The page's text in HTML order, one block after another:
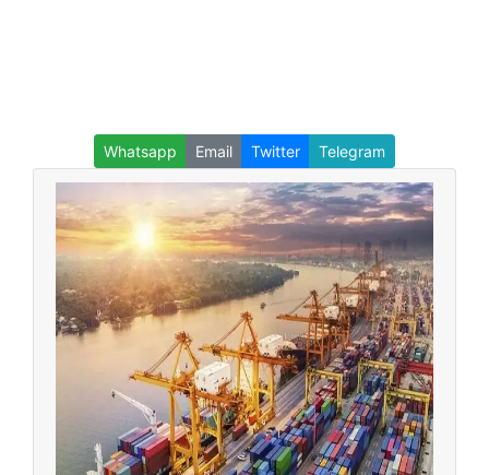
Whatsapp Email Twitter Telegram